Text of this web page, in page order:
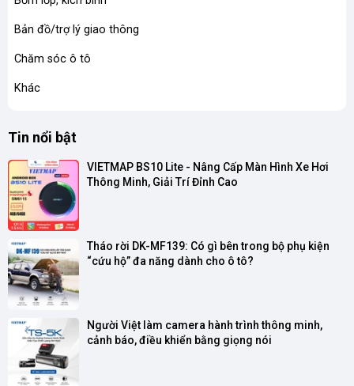
Bản đồ/trợ lý giao thông
Chăm sóc ô tô
Khác
Tin nổi bật
VIETMAP BS10 Lite - Nâng Cấp Màn Hình Xe Hơi
Thông Minh, Giải Trí Đỉnh Cao
Tháo rời DK-MF139: Có gì bên trong bộ phụ kiện
“cứu hộ” đa năng dành cho ô tô?
Người Việt làm camera hành trình thông minh,
cảnh báo, điều khiển bằng giọng nói